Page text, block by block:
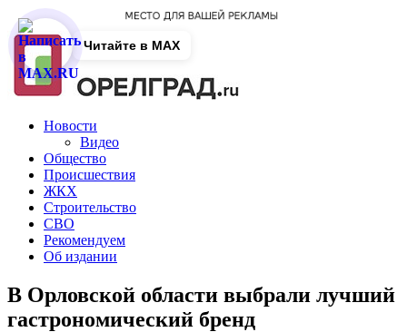
Новости
Видео
Общество
Происшествия
ЖКХ
Строительство
СВО
Рекомендуем
Об издании
В Орловской области выбрали лучший
гастрономический бренд
Читайте в MAX